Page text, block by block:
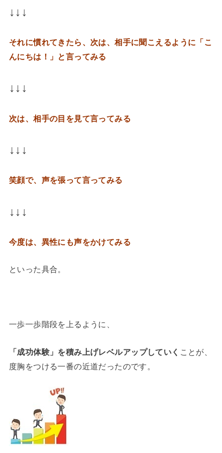
↓↓↓
それに慣れてきたら、次は、相手に聞こえるように「こ
んにちは！」と言ってみる
↓↓↓
次は、相手の目を見て言ってみる
↓↓↓
笑顔で、声を張って言ってみる
↓↓↓
今度は、異性にも声をかけてみる
といった具合。
一歩一歩階段を上るように、
「成功体験」を積み上げレベルアップしていく ことが、
度胸をつける一番の近道だったのです。